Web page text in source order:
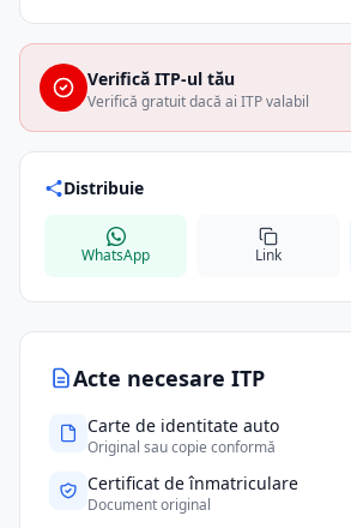
Acte necesare ITP
Carte de identitate auto
Original sau copie conformă
Certificat de înmatriculare
Document original
Verifică ITP-ul tău
Verifică gratuit dacă ai ITP valabil
Distribuie
WhatsApp Link